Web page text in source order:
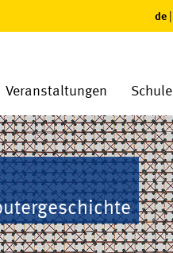
de |
Veranstaltungen